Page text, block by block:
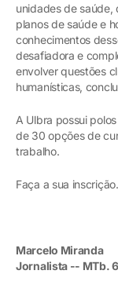
unidades de saúde,
planos de saúde e
conhecimentos
desafiadora e
envolver questões
humanísticas,
A Ulbra possui
de 30 opções de
trabalho.
Faça a sua
Marcelo Miranda
Jornalista -- MTb.